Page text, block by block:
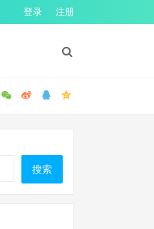
登录 注册
搜索